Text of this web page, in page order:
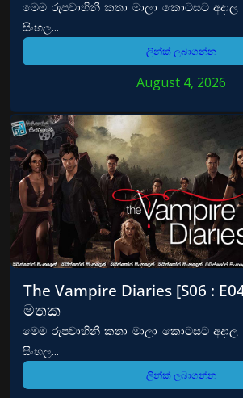
මෙම රුපවාහිනී කතා මාලා කොටසට
සිංහල...
ලින්ක් ලබාගන්න
August 4, 2026
The Vampire Diaries [S06 :
මතක
මෙම රුපවාහිනී කතා මාලා කොටසට
සිංහල...
ලින්ක් ලබාගන්න